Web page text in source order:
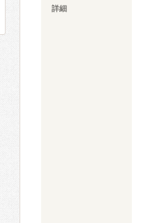
詳細